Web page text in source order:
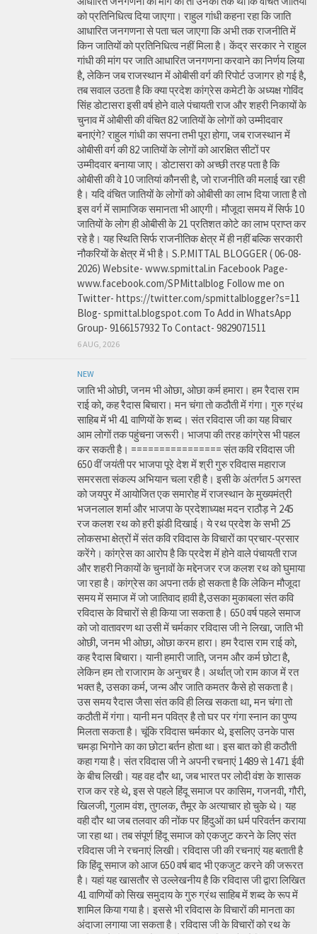
को प्रतिनिधित्व दिया जाएगा। राहुल गांधी कहना रहा कि जाति
आधारित जनगणना से पता चल जाएगा कि अभी तक राजनीति में
किन जातियों को प्रतिनिधित्व नहीं मिला है। केंद्र सरकार ने राहुल
गांधी की मांग पर जाति आधारित जनगणना करवाने का निर्णय लिया
है, लेकिन जब राजस्थान में ओबीसी वर्ग की रिपोर्ट उजागर हो गई है,
तब सवाल उठता है कि क्या प्रदेश कांग्रेस कमेटी के अध्यक्ष गोविंद
सिंह डोटासरा इसी वर्ष होने वाले पंचायती राज और शहरी निकायों के
चुनाव में ओबीसी की वंचित 82 जातियों के लोगों को उम्मीदवार
बनाएंगे? राहुल गांधी का सपना तभी पूरा होगा, जब राजस्थान में
ओबीसी वर्ग की 82 जातियों के लोगों को आरक्षित सीटों पर
उम्मीदवार बनाया जाए। डोटासरा को अच्छी तरह पता है कि
ओबीसी की वे 10 जातियां कौनसी है, जो राजनीति की मलाई खा रही
है। यदि वंचित जातियों के लोगों को ओबीसी का लाभ दिया जाता है तो
इस वर्ग में सामाजिक समानता भी आएगी। मौजूदा समय में सिर्फ 10
जातियों के लोग ही ओबीसी के 21 प्रतिशत कोटे का लाभ प्राप्त कर
रहे है। यह स्थिति सिर्फ राजनीतिक क्षेत्र में ही नहीं बल्कि सरकारी
नौकरियों के क्षेत्र में भी है। S.P.MITTAL BLOGGER ( 06-08-
2026) Website- www.spmittal.in Facebook Page-
www.facebook.com/SPMittalblog Follow me on
Twitter- https://twitter.com/spmittalblogger?s=11
Blog- spmittal.blogspot.com To Add in WhatsApp
Group- 9166157932 To Contact- 9829071511
6 AUG, 2026
NEW
जाति भी ओछी, जनम भी ओछा, ओछा कर्म हमारा। हम रैदास राम
राई को, कह रैदास बिचारा। मन चंगा तो कठौती में गंगा। गुरु ग्रंथ
साहिब में भी 41 वाणियों के शब्द। संत रविदास जी का यह विचार
आम लोगों तक पहुंचना जरूरी। भाजपा की तरह कांग्रेस भी पहल
कर सकती है। ================ संत कवि रविदास जी
650 वीं जयंती पर भाजपा पूरे देश में श्री गुरु रविदास महाराज
समरसता संकल्प अभियान चला रही है। इसी के अंतर्गत 5 अगस्त
को जयपुर में आयोजित एक समारोह में राजस्थान के मुख्यमंत्री
भजनलाल शर्मा और भाजपा के प्रदेशाध्यक्ष मदन राठौड़ ने 245
रज कलश रथ को हरी झंडी दिखाई। ये रथ प्रदेश के सभी 25
लोकसभा क्षेत्रों में संत कवि रविदास के विचारों का प्रचार-प्रसार
करेंगे। कांग्रेस का आरोप है कि प्रदेश में होने वाले पंचायती राज
और शहरी निकायों के चुनावों के मद्देनजर रज कलश रथ को घुमाया
जा रहा है। कांग्रेस का अपना तर्क हो सकता है कि लेकिन मौजूदा
समय में समाज में जो जातिवाद हावी है,उसका मुकाबला संत कवि
रविदास के विचारों से ही किया जा सकता है। 650 वर्ष पहले समाज
को जो वातावरण था उसी में चर्मकार रविदास जी ने लिखा, जाति भी
ओछी, जनम भी ओछा, ओछा करम हारा। हम रैदास राम राई को,
कह रैदास बिचारा। यानी हमारी जाति, जनम और कर्म छोटा है,
लेकिन हम तो राजाराम के अनुचर है। अर्थात् जो राम काज में रत
भक्त है, उसका कर्म, जन्म और जाति कमतर कैसे हो सकता है।
उस समय रैदास जैसा संत कवि ही लिख सकता था, मन चंगा तो
कठौती में गंगा। यानी मन पवित्र है तो घर पर गंगा स्नान का पुण्य
मिलता सकता है। चूंकि रविदास चर्मकार थे, इसलिए उनके पास
चमड़ा भिगोने का का छोटा बर्तन होता था। इस बात को ही कठौती
कहा गया है। संत रविदास जी ने अपनी रचनाएं 1489 से 1471 ईवी
के बीच लिखी। यह वह दौर था, जब भारत पर लोदी वंश के शासक
राज कर रहे थे, इस से पहले हिंदू समाज पर कासिम, गजनवी, गौरी,
खिलजी, गुलाम वंश, तुगलक, तैमूर के अत्याचार हो चुके थे। यह
वही दौर था जब तलवार की नोंक पर हिंदुओं का धर्म परिवर्तन कराया
जा रहा था। तब संपूर्ण हिंदू समाज को एकजुट करने के लिए संत
रविदास जी ने रचनाएं लिखी। रविदास जी की रचनाएं यह बताती है
कि हिंदू समाज को आज 650 वर्ष बाद भी एकजुट करने की जरूरत
है। यहां यह खासतौर से उल्लेखनीय है कि रविदास जी द्वारा लिखित
41 वाणियोंं को सिख समुदाय के गुरु ग्रंथ साहिब में शब्द के रूप में
शामिल किया गया है। इससे भी रविदास के विचारों की मानता का
अंदाजा लगाया जा सकता है। रविदास जी के विचारों को रथ के